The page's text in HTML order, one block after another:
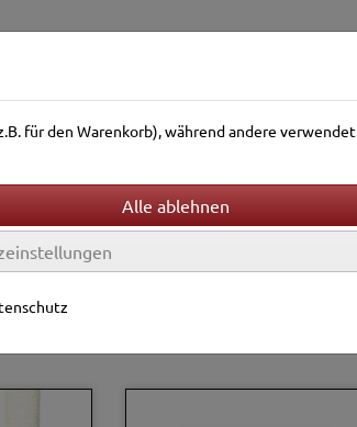
Terrarienwelt
für den Warenkorb), während andere verwendet